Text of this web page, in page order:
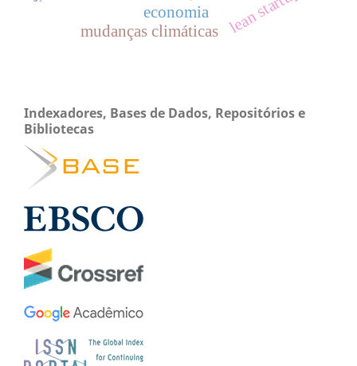
economia
mudanças climáticas
Indexadores, Bases de Dados, Repositórios e
Bibliotecas